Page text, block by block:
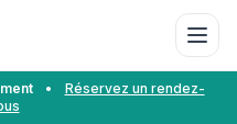
•
Réservez un rendez-